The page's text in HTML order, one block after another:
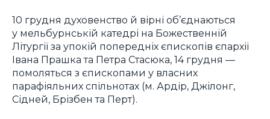
10 грудня духовенство й вірні об’єднаються
у мельбурнській катедрі на Божественній
Літургії за упокій попередніх єпископів єпархії
Івана Прашка та Петра Стасюка, 14 грудня —
помоляться з єпископами у власних
парафіяльних спільнотах (м. Ардір, Джілонг,
Сідней, Брізбен та Перт).